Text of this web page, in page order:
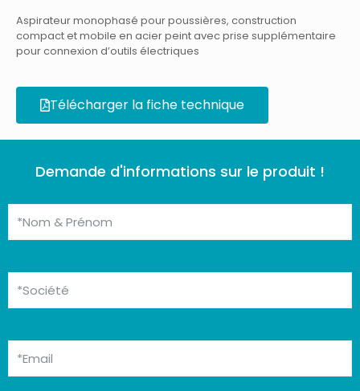
Aspirateur monophasé pour poussières, construction
compact et mobile en acier peint avec prise supplémentaire
pour connexion d’outils électriques
Télécharger la fiche technique
Demande d'informations sur le produit !